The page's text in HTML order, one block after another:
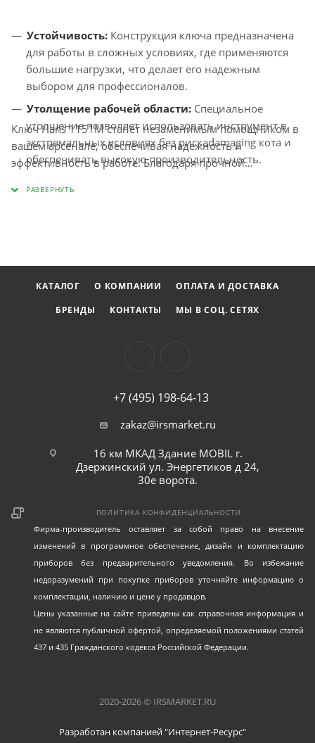
Устойчивость: Конструкция ключа предназначена
для работы в сложных условиях, где применяются
большие нагрузки, что делает его надежным
выбором для профессионалов.
Утолщение рабочей области: Специальное
утолщение позволяет использовать инструмент в
экстремальных условиях без рискаdamaging кота и
обеспечивать высокую производительность.
Ключ Hans 1151M станет незаменимым помощником в
вашем арсенале, обеспечивая надежность и
эффективность в работе. Благодаря прочной
долго и справляется даже с самыми сложными
КАТАЛОГ О КОМПАНИИ
ОПЛАТА И ДОСТАВКА
БРЕНДЫ
КОНТАКТЫ МЫ В СОЦ. СЕТЯХ
+7 (495) 198-64-13
zakaz@irsmarket.ru
16 км МКАД Здание MOBIL г.
Дзержинский ул. Энергетиков д 24,
30е ворота.
ПОЛИТИКА КОНФИДЕНЦИАЛЬНОСТИ
Фирма-производитель оставляет за собой право на внесение
изменений в программное обеспечение, дизайн и комплектацию
приборов без предварительного уведомления. Во избежание
недоразумений при покупке приборов уточняйте информацию о
комплектации, наличию и цене у продавцов.
Цены указанные на сайте приведены как справочная информация и
не являются публичной офертой, определяемой положениями статей
437 и 435 Гражданского кодекса Российской Федерации.
2020-2026 © IRSMARKET.RU
Разработан компанией "Интернет-Ресурс"